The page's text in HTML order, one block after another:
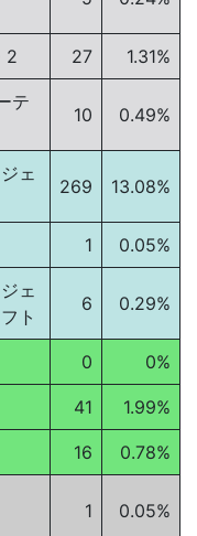
2 27 1.31%
テ
10 0.49%
ェ
269 13.08%
1 0.05%
ェ
ト
6 0.29%
0 0%
41 1.99%
16 0.78%
1 0.05%